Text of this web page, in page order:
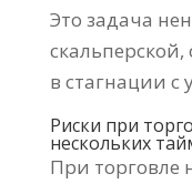
Это задача
в стагнации с
Риски при
нескольких
При торговле